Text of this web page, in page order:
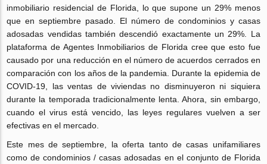
inmobiliario residencial de Florida, lo que supone un 29% menos
que en septiembre pasado. El número de condominios y casas
adosadas vendidas también descendió exactamente un 29%. La
plataforma de Agentes Inmobiliarios de Florida cree que esto fue
causado por una reducción en el número de acuerdos cerrados en
comparación con los años de la pandemia. Durante la epidemia de
COVID-19, las ventas de viviendas no disminuyeron ni siquiera
durante la temporada tradicionalmente lenta. Ahora, sin embargo,
cuando el virus está vencido, las leyes regulares vuelven a ser
efectivas en el mercado.
Este mes de septiembre, la oferta tanto de casas unifamiliares
como de condominios / casas adosadas en el conjunto de Florida